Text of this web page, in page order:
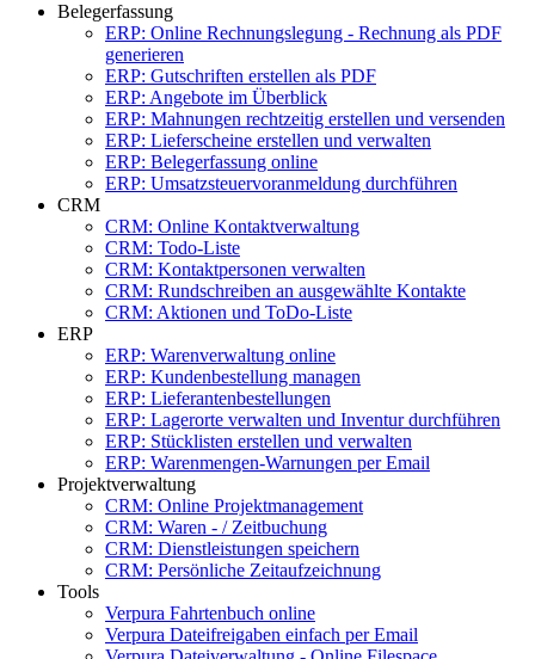
Belegerfassung
ERP: Online Rechnungslegung - Rechnung als PDF
generieren
ERP: Gutschriften erstellen als PDF
ERP: Angebote im Überblick
ERP: Mahnungen rechtzeitig erstellen und versenden
ERP: Lieferscheine erstellen und verwalten
ERP: Belegerfassung online
ERP: Umsatzsteuervoranmeldung durchführen
CRM
CRM: Online Kontaktverwaltung
CRM: Todo-Liste
CRM: Kontaktpersonen verwalten
CRM: Rundschreiben an ausgewählte Kontakte
CRM: Aktionen und ToDo-Liste
ERP
ERP: Warenverwaltung online
ERP: Kundenbestellung managen
ERP: Lieferantenbestellungen
ERP: Lagerorte verwalten und Inventur durchführen
ERP: Stücklisten erstellen und verwalten
ERP: Warenmengen-Warnungen per Email
Projektverwaltung
CRM: Online Projektmanagement
CRM: Waren - / Zeitbuchung
CRM: Dienstleistungen speichern
CRM: Persönliche Zeitaufzeichnung
Tools
Verpura Fahrtenbuch online
Verpura Dateifreigaben einfach per Email